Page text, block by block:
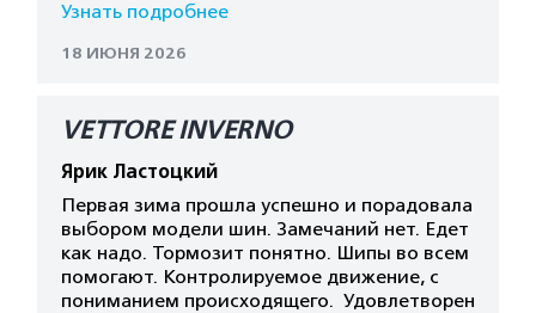
Узнать подробнее
18 ИЮНЯ 2026
VETTORE INVERNO
Ярик Ластоцкий
Первая зима прошла успешно и порадовала
выбором модели шин. Замечаний нет. Едет
как надо. Тормозит понятно. Шипы во всем
помогают. Контролируемое движение, с
пониманием происходящего. Удовлетворен